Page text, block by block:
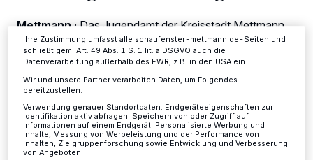
Mettmann · Das Jugendamt der Kreisstadt Mettmann
hat im März eine Online-Elternbefragung durchgeführt,
da das neue Kinderbildungsgesetz eine besondere
Förderung für erweiterte Betreuungs- und
Öffnungszeiten der Kindertageseinrichtungen
ermöglicht.
19.06.2020 , 13:58 Uhr
Informationen finden Sie in unserer Datenschutzerklärung.
Ihre Zustimmung umfasst alle schaufenster-mettmann.de-Seiten und
schließt gem. Art. 49 Abs. 1 S. 1 lit. a DSGVO auch die
Datenverarbeitung außerhalb des EWR, z.B. in den USA ein.
Wir und unsere Partner verarbeiten Daten, um Folgendes
bereitzustellen:
Verwendung genauer Standortdaten. Endgeräteeigenschaften zur
Identifikation aktiv abfragen. Speichern von oder Zugriff auf
Informationen auf einem Endgerät. Personalisierte Werbung und
Inhalte, Messung von Werbeleistung und der Performance von
Inhalten, Zielgruppenforschung sowie Entwicklung und Verbesserung
von Angeboten.